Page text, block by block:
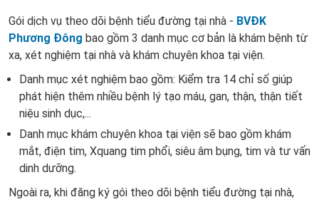
Gói dịch vụ theo dõi bệnh tiểu đường tại nhà - BVĐK
Phương Đông bao gồm 3 danh mục cơ bản là khám bệnh từ
xa, xét nghiệm tại nhà và khám chuyên khoa tại viện.
Danh mục xét nghiệm bao gồm: Kiểm tra 14 chỉ số giúp
phát hiện thêm nhiều bệnh lý tạo máu, gan, thận, thận tiết
niệu sinh dục,...
Danh mục khám chuyên khoa tại viện sẽ bao gồm khám
mắt, điện tim, Xquang tim phổi, siêu âm bụng, tim và tư vấn
dinh dưỡng.
Ngoài ra, khi đăng ký gói theo dõi bệnh tiểu đường tại nhà,